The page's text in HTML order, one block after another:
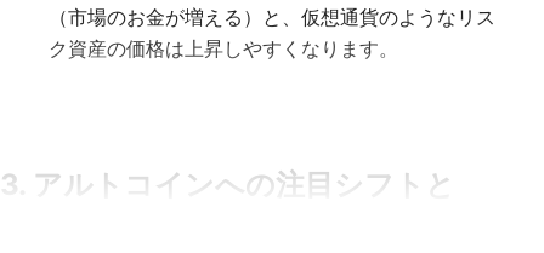
（市場のお金が増える）と、仮想通貨のようなリス
ク資産の価格は上昇しやすくなります。
3. アルトコインへの注目シフトと